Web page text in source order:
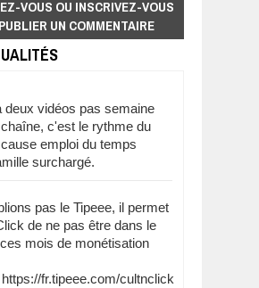
VOUS OU INSCRIVEZ-VOUS
UN COMMENTAIRE
deux vidéos pas semaine
c'est le rythme du
emploi du temps
surchargé.
pas le Tipeee, il permet
de ne pas être dans le
mois de monétisation
fr.tipeee.com/cultnclick